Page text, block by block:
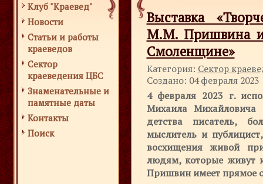
Клуб "Краевед"
Новости
Статьи и работы
краеведов
Сектор
краеведения ЦБС
Знаменательные и
памятные даты
Контакты
Поиск
Выставка
М.М. Пришвина и
Смоленщине»
Категория: Сектор
Создано: 04 февраля 2023
4 февраля 2023 г.
Михаила
детства писатель,
мыслитель и
восхищения живой
людям, которые живут
Пришвин имеет прямое